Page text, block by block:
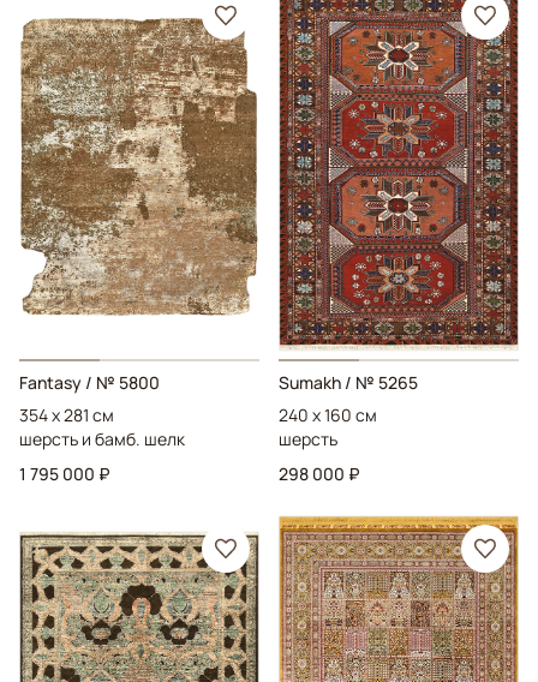
Fantasy / № 5800
354 x 281 см
шерсть и бамб. шелк
1 795 000 ₽
Sumakh / № 5265
240 x 160 см
шерсть
298 000 ₽